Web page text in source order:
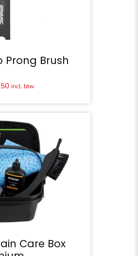
Prong Brush
Huidige
€ 7,50.
incl. btw
Care Box